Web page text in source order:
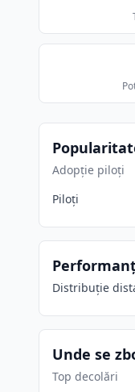
Adopție piloți
Piloți
Distribuție
Unde se
Top decolări